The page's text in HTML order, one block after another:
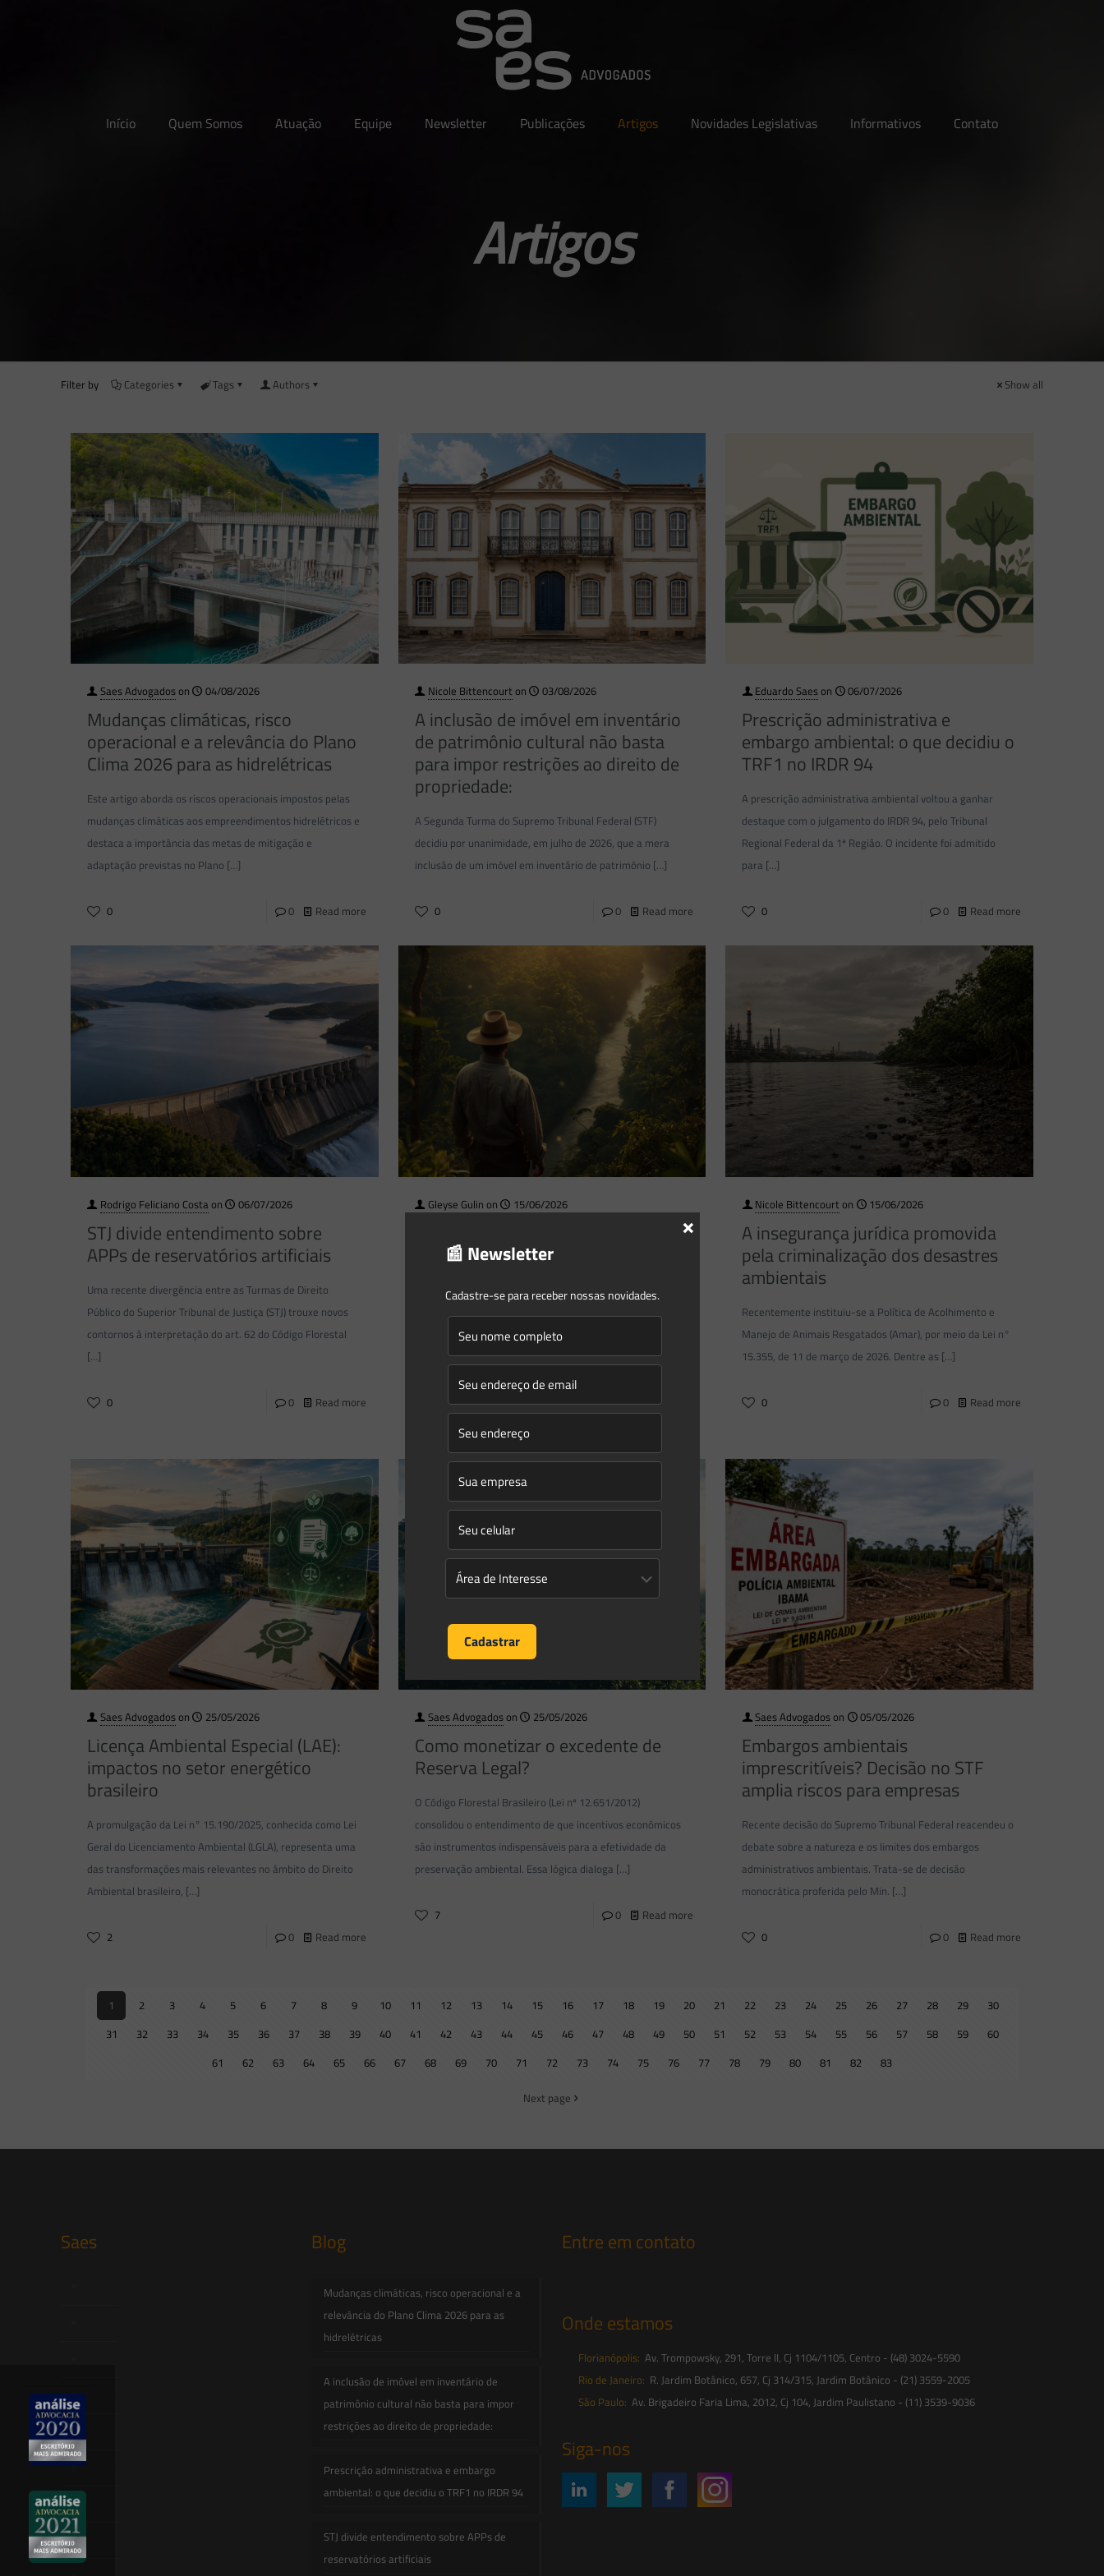
Início Quem Somos Atuação Equipe Newsletter Publicações Artigos Novidades Legislativas Informativos Contato
Artigos
Filter by Categories Tags Authors Show all
Saes Advogadoson 04/08/2026
Mudanças climáticas, risco
operacional e a relevância do Plano
Clima 2026 para as hidrelétricas
Este artigo aborda os riscos operacionais impostos pelas
mudanças climáticas aos empreendimentos hidrelétricos e
destaca a importância das metas de mitigação e
adaptação previstas no Plano […]
0 0 Read more
Nicole Bittencourton 03/08/2026
A inclusão de imóvel em inventário
de patrimônio cultural não basta
para impor restrições ao direito de
propriedade:
A Segunda Turma do Supremo Tribunal Federal (STF)
decidiu por unanimidade, em julho de 2026, que a mera
inclusão de um imóvel em inventário de patrimônio […]
0 0 Read more
Eduardo Saeson 06/07/2026
Prescrição administrativa e
embargo ambiental: o que decidiu o
TRF1 no IRDR 94
A prescrição administrativa ambiental voltou a ganhar
destaque com o julgamento do IRDR 94, pelo Tribunal
Regional Federal da 1ª Região. O incidente foi admitido
para […]
0 0 Read more
Rodrigo Feliciano Costa on 06/07/2026
STJ divide entendimento sobre
APPs de reservatórios artificiais
Uma recente divergência entre as Turmas de Direito
Público do Superior Tribunal de Justiça (STJ) trouxe novos
contornos à interpretação do art. 62 do Código Florestal
[…]
0 0 Read more
Gleyse Gulin on 15/06/2026
está preparado para monetizar
Brasil finalmente possui regras operacionais para
monetizar ativos ambientais. Com a publicação do Decreto
nº 13.018,[…]
Nicole Bittencourton 15/06/2026
A insegurança jurídica promovida
pela criminalização dos desastres
ambientais
Recentemente instituiu-se a Política de Acolhimento e
Manejo de Animais Resgatados (Amar), por meio da Lei n°
15.355, de 11 de março de 2026. Dentre as […]
0 0 Read more
Saes Advogadoson 25/05/2026
Licença Ambiental Especial (LAE):
impactos no setor energético
brasileiro
A promulgação da Lei n° 15.190/2025, conhecida como Lei
Geral do Licenciamento Ambiental (LGLA), representa uma
das transformações mais relevantes no âmbito do Direito
Ambiental brasileiro, […]
2 0 Read more
Saes Advogadoson 25/05/2026
Como monetizar o excedente de
Reserva Legal?
O Código Florestal Brasileiro (Lei nº 12.651/2012)
consolidou o entendimento de que incentivos econômicos
são instrumentos indispensáveis para a efetividade da
preservação ambiental. Essa lógica dialoga […]
7 0 Read more
Saes Advogadoson 05/05/2026
Embargos ambientais
imprescritíveis? Decisão no STF
amplia riscos para empresas
Recente decisão do Supremo Tribunal Federal reacendeu o
debate sobre a natureza e os limites dos embargos
administrativos ambientais. Trata-se de decisão
monocrática proferida pelo Min. […]
0 0 Read more
1 2 3 4 5 6 7 8 9 10 11 12 13 14 15 16 17 18 19 20 21 22 23 24 25 26 27 28 29
30
31
32 33 34 35 36 37 38 39 40 41 42 43 44 45 46 47 48 49 50 51 52 53 54 55 56 57 58 59
60
61
62 63 64 65 66 67 68 69 70 71 72 73 74 75 76 77 78 79 80 81 82 83
Next page
Saes Blog
Mudanças climáticas, risco operacional e a
relevância do Plano Clima 2026 para as
hidrelétricas
A inclusão de imóvel em inventário de
patrimônio cultural não basta para impor
restrições ao direito de propriedade:
Prescrição administrativa e embargo
ambiental: o que decidiu o TRF1 no IRDR 94
STJ divide entendimento sobre APPs de
reservatórios artificiais
Entre em contato
Onde estamos
Florianópolis: Av. Trompowsky, 291, Torre II, Cj 1104/1105, Centro - (48) 3024-5590
Rio de Janeiro: R. Jardim Botânico, 657, Cj 314/315, Jardim Botânico - (21) 3559-2005
São Paulo: Av. Brigadeiro Faria Lima, 2012, Cj 104, Jardim Paulistano - (11) 3539-9036
Siga-nos
📰 Newsletter
Cadastre-se para receber nossas novidades.
×